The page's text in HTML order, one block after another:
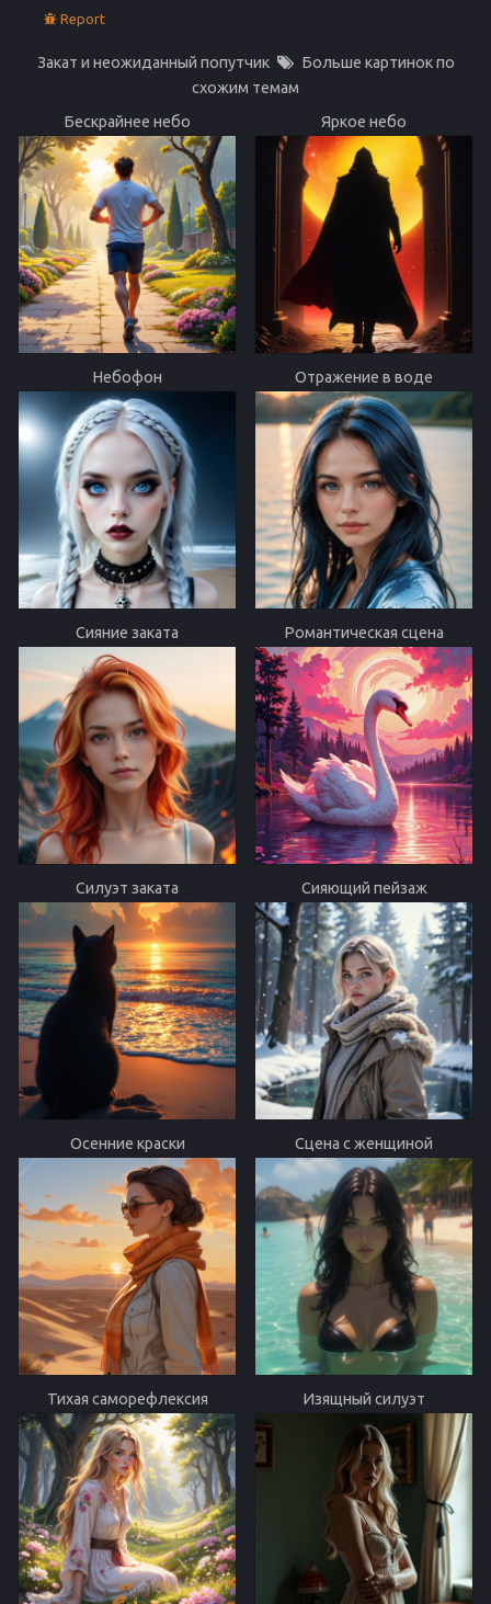
Report
Закат и неожиданный попутчик
Больше картинок по
схожим темам
Бескрайнее небо
Яркое небо
Небофон Отражение в воде
Сияние заката Романтическая сцена
Силуэт заката Сияющий пейзаж
Осенние краски Сцена с женщиной
Тихая саморефлексия Изящный силуэт